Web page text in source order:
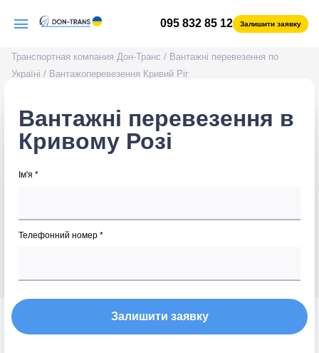
095 832 85 12 Залишити заявку
Транспортная компания Дон-Транс / Вантажні перевезення по
Україні / Вантажоперевезення Кривий Ріг
Вантажні перевезення в
Кривому Розі
Ім'я *
Телефонний номер *
Залишити заявку